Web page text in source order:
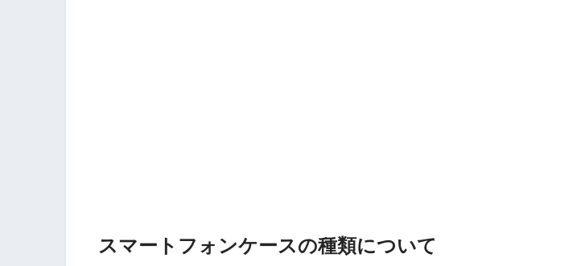
スマートフォンケースの種類について